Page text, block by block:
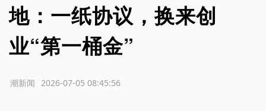
地：一纸协议，换来创
业“第一桶金”
2026-07-05 08:45:56
潮新闻